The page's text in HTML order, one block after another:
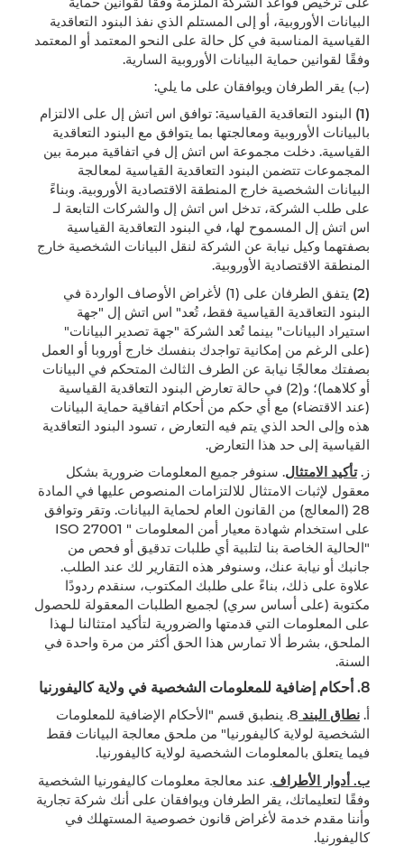
البيانات الأوروبية، أو إلى المستلم الذي نفذ البنود التعاقدية
القياسية المناسبة في كل حالة على النحو المعتمد أو المعتمد
وفقًا لقوانين حماية البيانات الأوروبية السارية.
(ب) يقر الطرفان ويوافقان على ما يلي:
(1)
البنود التعاقدية القياسية: توافق اس اتش إل على الالتزام
بالبيانات الأوروبية ومعالجتها بما يتوافق مع البنود التعاقدية
القياسية. دخلت مجموعة اس اتش إل في اتفاقية مبرمة بين
المجموعات تتضمن البنود التعاقدية القياسية لمعالجة
البيانات الشخصية خارج المنطقة الاقتصادية الأوروبية. وبناءً
على طلب الشركة، تدخل اس اتش إل والشركات التابعة لـ
اس اتش إل المسموح لها، في البنود التعاقدية القياسية
بصفتهما وكيل نيابة عن الشركة لنقل البيانات الشخصية خارج
المنطقة الاقتصادية الأوروبية.
(2)
يتفق الطرفان على (1) لأغراض الأوصاف الواردة في
البنود التعاقدية القياسية فقط، تُعد" اس اتش إل "جهة
استيراد البيانات" بينما تُعد الشركة "جهة تصدير البيانات"
(على الرغم من إمكانية تواجدك بنفسك خارج أوروبا أو العمل
بصفتك معالجًا نيابة عن الطرف الثالث المتحكم في البيانات
أو كلاهما)؛ و(2) في حالة تعارض البنود التعاقدية القياسية
(عند الاقتضاء) مع أي حكم من أحكام اتفاقية حماية البيانات
هذه وإلى الحد الذي يتم فيه التعارض ، تسود البنود التعاقدية
القياسية إلى حد هذا التعارض.
ز.تأكيد الامتثال. سنوفر جميع المعلومات ضرورية بشكل
معقول لإثبات الامتثال للالتزامات المنصوص عليها في المادة
28 (المعالج) من القانون العام لحماية البيانات. وتقر وتوافق
على استخدام شهادة معيار أمن المعلومات " ISO 27001
"الحالية الخاصة بنا لتلبية أي طلبات تدقيق أو فحص من
جانبك أو نيابة عنك، وسنوفر هذه التقارير لك عند الطلب.
علاوة على ذلك، بناءً على طلبك المكتوب، سنقدم ردودًا
مكتوبة (على أساس سري) لجميع الطلبات المعقولة للحصول
على المعلومات التي قدمتها والضرورية لتأكيد امتثالنا لـهذا
الملحق، بشرط ألا تمارس هذا الحق أكثر من مرة واحدة في
السنة.
8. أحكام إضافية للمعلومات الشخصية في ولاية كاليفورنيا
أ. نطاق البند
8. ينطبق قسم "الأحكام الإضافية للمعلومات
الشخصية لولاية كاليفورنيا" من ملحق معالجة البيانات فقط
فيما يتعلق بالمعلومات الشخصية لولاية كاليفورنيا.
ب. أدوار الأطراف. عند معالجة معلومات كاليفورنيا الشخصية
وفقًا لتعليماتك، يقر الطرفان ويوافقان على أنك شركة تجارية
وأننا مقدم خدمة لأغراض قانون خصوصية المستهلك في
كاليفورنيا.